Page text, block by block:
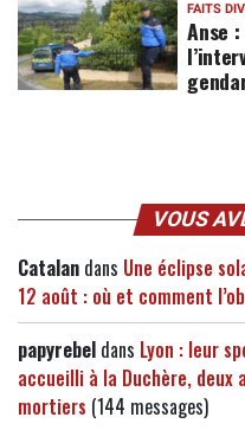
FAITS
Anse
VOUS
Catalan dans Une éclipse
12 août : où et comment
papyrebel dans Lyon : leur
accueilli à la Duchère,
mortiers (144 messages)